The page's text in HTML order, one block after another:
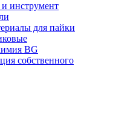
инструмент
для пайки
BG
собственного